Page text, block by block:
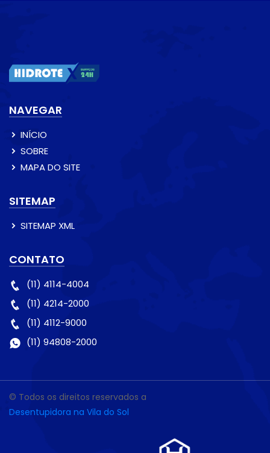
NAVEGAR
INÍCIO
SOBRE
MAPA DO SITE
SITEMAP
SITEMAP XML
CONTATO
(11) 4114-4004
(11) 4214-2000
(11) 4112-9000
(11) 94808-2000
© Todos os direitos reservados a
Desentupidora na Vila do Sol